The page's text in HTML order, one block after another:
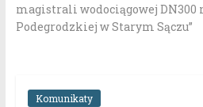
magistrali wodociągowej DN300
Podegrodzkiej w Starym Sączu”
Komunikaty